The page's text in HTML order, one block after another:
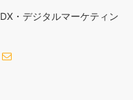
・デジタルマーケティン